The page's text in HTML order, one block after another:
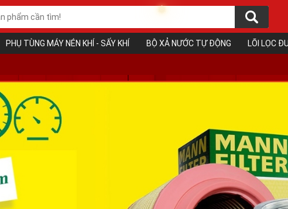
PHỤ TÙNG MÁY NÉN KHÍ - SẤY KHÍ BỘ XẢ NƯỚC TỰ ĐỘNG LÕI LỌC